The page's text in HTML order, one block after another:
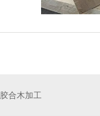
胶合木加工